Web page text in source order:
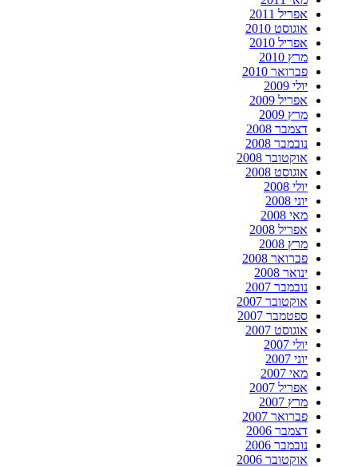
אפריל 2011
אוגוסט 2010
אפריל 2010
מרץ 2010
פברואר 2010
יולי 2009
אפריל 2009
מרץ 2009
דצמבר 2008
נובמבר 2008
אוקטובר 2008
אוגוסט 2008
יולי 2008
יוני 2008
מאי 2008
אפריל 2008
מרץ 2008
פברואר 2008
ינואר 2008
נובמבר 2007
אוקטובר 2007
ספטמבר 2007
אוגוסט 2007
יולי 2007
יוני 2007
מאי 2007
אפריל 2007
מרץ 2007
פברואר 2007
דצמבר 2006
נובמבר 2006
אוקטובר 2006